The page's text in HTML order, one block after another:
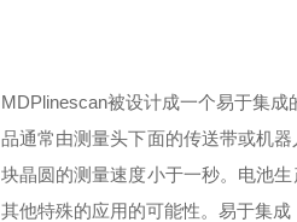
MDPlinescan被设计成一个易于集成的
品通常由测量头下面的传送带或机器人
块晶圆的测量速度小于一秒。电池
其他特殊的应用的可能性。易于集成